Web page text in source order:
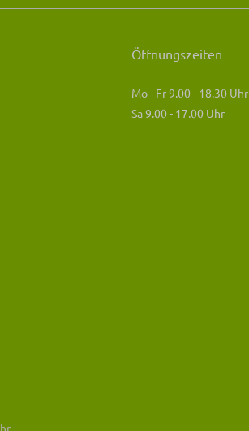
Öffnungszeiten
Mo - Fr 9.00 - 18.30 Uhr
Sa 9.00 - 17.00 Uhr